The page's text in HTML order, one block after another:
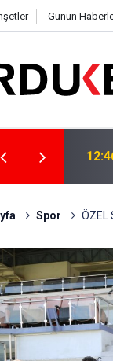
Günün
Spor ÖZEL